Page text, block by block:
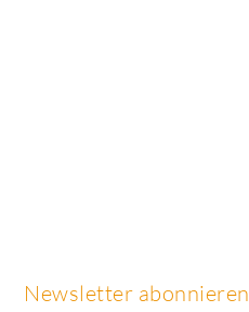
Newsletter abonnieren